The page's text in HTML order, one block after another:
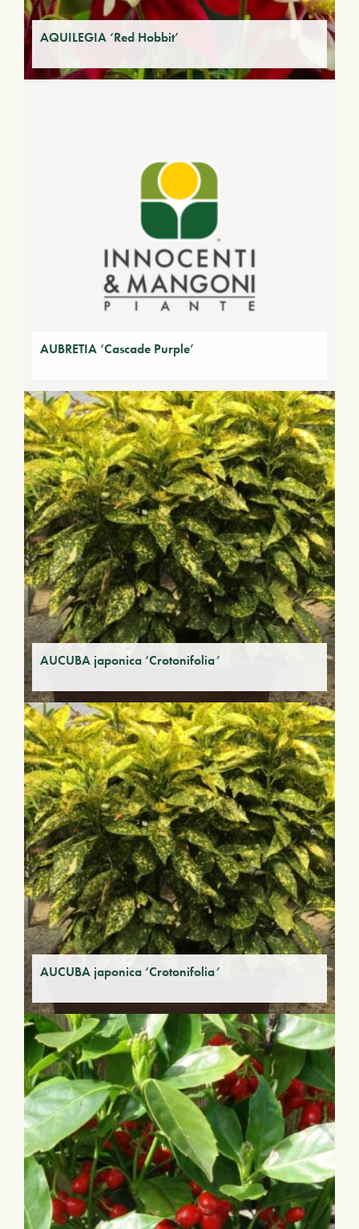
AQUILEGIA ‘Red Hobbit’
AUBRETIA ‘Cascade Purple’
AUCUBA japonica ‘Crotonifolia’
AUCUBA japonica ‘Crotonifolia’